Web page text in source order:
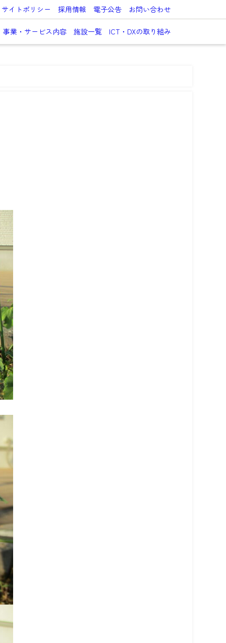
サイトポリシー 採用情報 電子公告 お問い合わせ
事業・サービス内容 施設一覧 ICT・DXの取り組み